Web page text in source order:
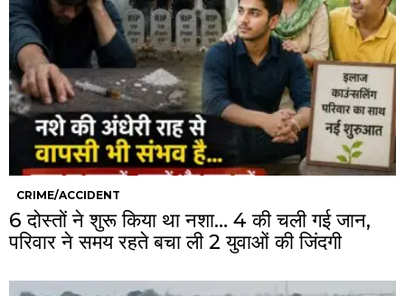
CRIME/ACCIDENT
6 दोस्तों ने शुरू किया था नशा… 4 की चली गई जान,
परिवार ने समय रहते बचा ली 2 युवाओं की जिंदगी